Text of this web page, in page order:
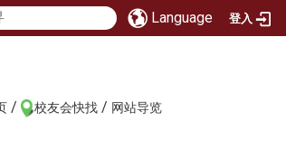
Language 登入
/ 校友会快找 / 网站导览